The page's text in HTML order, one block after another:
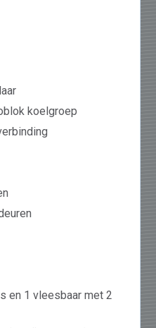
koelgroep
en 1 vleesbaar met 2